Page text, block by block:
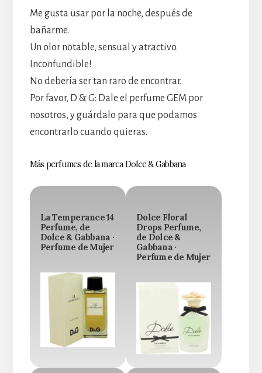
Me gusta usar por la noche, después de
bañarme.
Un olor notable, sensual y atractivo.
Inconfundible!
No debería ser tan raro de encontrar.
Por favor, D & G: Dale el perfume GEM por
nosotros, y guárdalo para que podamos
encontrarlo cuando quieras.
Más perfumes de la marca Dolce & Gabbana
La Temperance 14
Perfume, de
Dolce & Gabbana ·
Perfume de Mujer
Dolce Floral
Drops Perfume,
de Dolce &
Gabbana ·
Perfume de Mujer